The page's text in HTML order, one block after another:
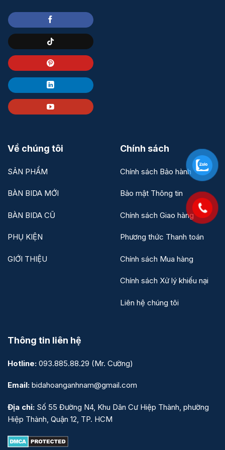
Về chúng tôi
SẢN PHẨM
BÀN BIDA MỚI
BÀN BIDA CŨ
PHỤ KIỆN
GIỚI THIỆU
Chính sách
Chính sách Bảo hành
Bảo mật Thông tin
Chính sách Giao hàng
Phương thức Thanh toán
Chính sách Mua hàng
Chính sách Xử lý khiếu nại
Liên hệ chúng tôi
Thông tin liên hệ
Hotline: 093.885.88.29 (Mr. Cường)
Email: bidahoanganhnam@gmail.com
Địa chỉ: Số 55 Đường N4, Khu Dân Cư Hiệp Thành, phường
Hiệp Thành, Quận 12, TP. HCM